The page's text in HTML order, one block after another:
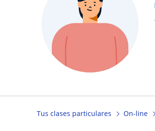
Tus clases particulares On-line